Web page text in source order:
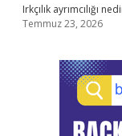
Irkçılık ayrımcılığı
Temmuz 23, 2026